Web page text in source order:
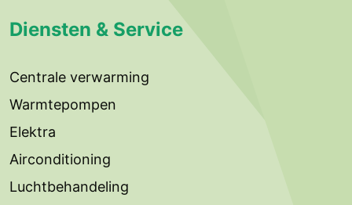
Diensten & Service
Centrale verwarming
Warmtepompen
Elektra
Airconditioning
Luchtbehandeling